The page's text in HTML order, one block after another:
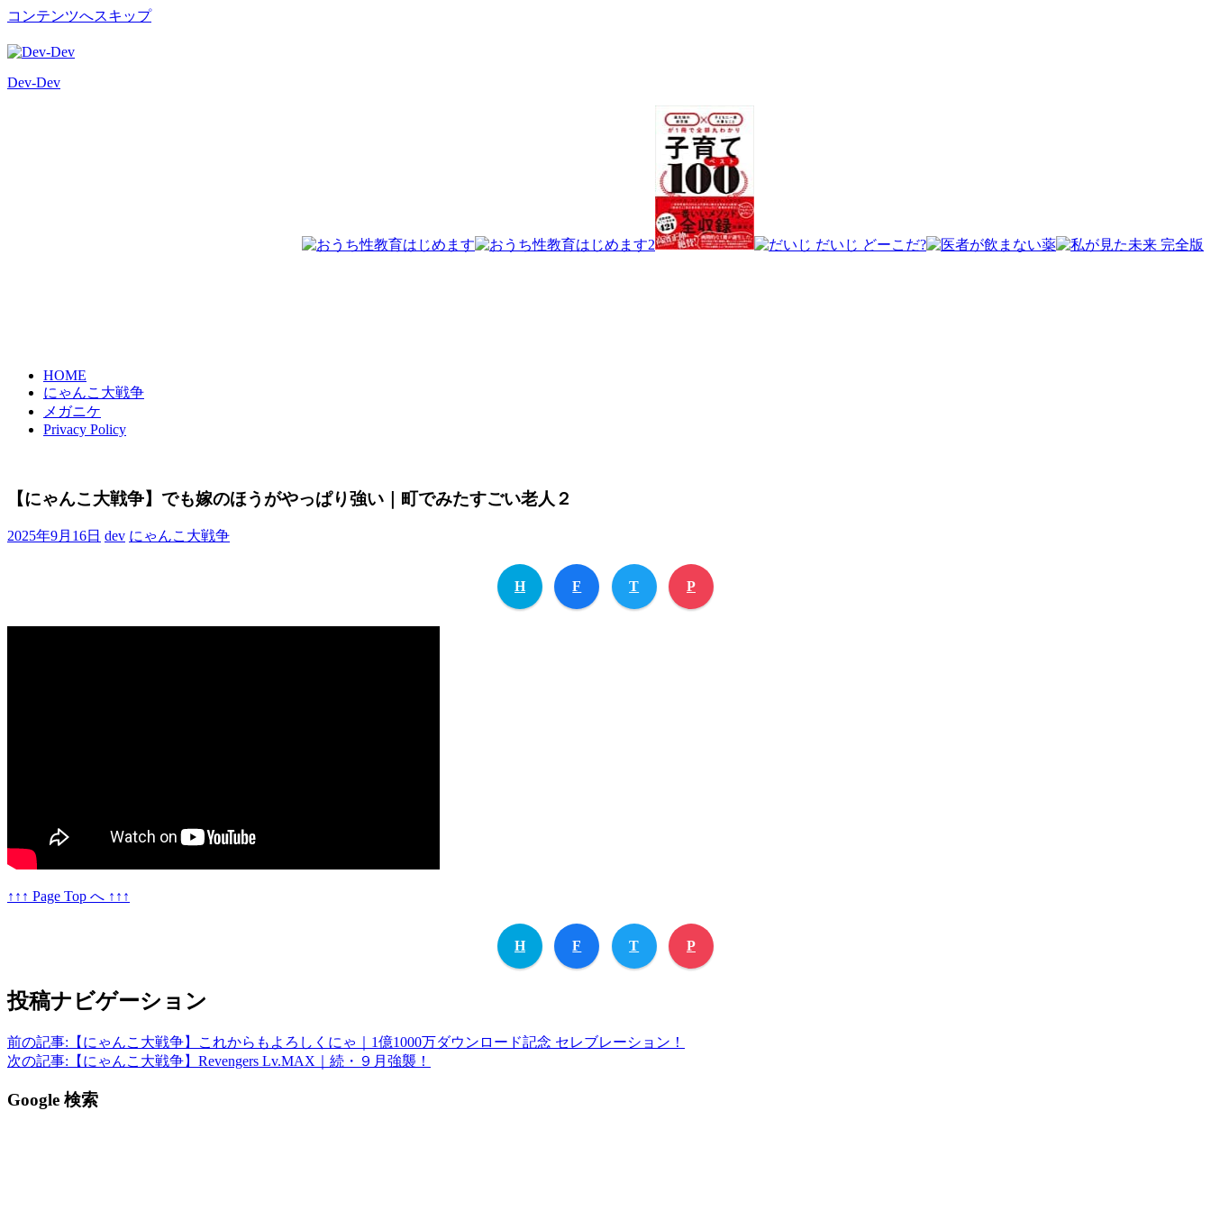
コンテンツへスキップ
Dev-Dev
HOME
にゃんこ大戦争
メガニケ
Privacy Policy
【にゃんこ大戦争】でも嫁のほうがやっぱり強い｜町でみたすごい老人２
2025年9月16日 dev にゃんこ大戦争
H F T P
↑↑↑ Page Top へ ↑↑↑
H F T P
投稿ナビゲーション
前の記事: 【にゃんこ大戦争】これからもよろしくにゃ｜1億1000万ダウンロード記念 セレブレーション！
次の記事: 【にゃんこ大戦争】Revengers Lv.MAX｜続・９月強襲！
Google 検索